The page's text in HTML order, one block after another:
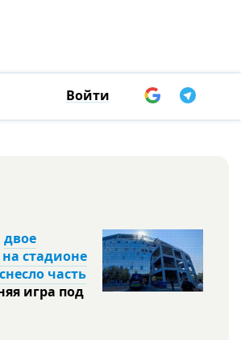
Войти
двое
стадионе
часть
игра под